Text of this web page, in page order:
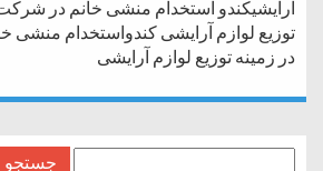
آرایشیکندو استخدام منشی خانم در
توزیع لوازم آرایشی کندواستخدام
در زمینه توزیع لوازم آرایشی